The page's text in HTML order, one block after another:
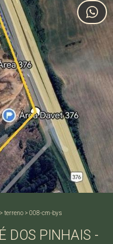
> terreno > 008-cm-bys
DOS PINHAIS -